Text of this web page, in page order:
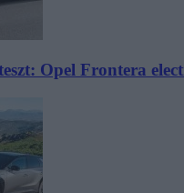
Opel Frontera